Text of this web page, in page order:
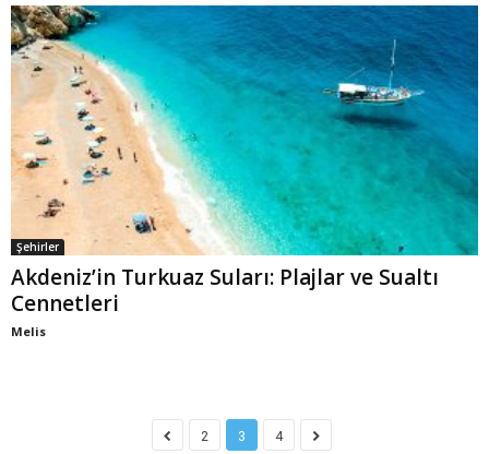
Şehirler
Akdeniz’in Turkuaz Suları: Plajlar ve Sualtı
Cennetleri
Melis
2 3 4